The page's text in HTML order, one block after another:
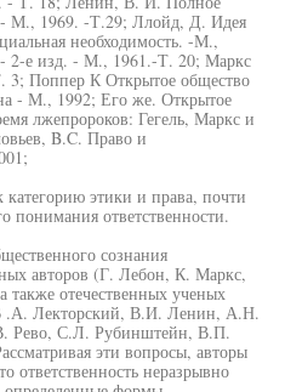
- М., 1969. -Т.29; Ллойд, Д. Идея
необходимость. -М.,
2-е изд. - М., 1961.-Т. 20; Маркс
Поппер К Открытое общество
- М., 1992; Его же. Открытое
лжепророков: Гегель, Маркс и
B.C. Право и
категорию этики и права, почти
понимания ответственности.
сознания
авторов (Г. Лебон, К. Маркс,
отечественных ученых
Лекторский, В.И. Ленин, А.Н.
Рево, С.Л. Рубинштейн, В.П.
эти вопросы, авторы
ответственность неразрывно